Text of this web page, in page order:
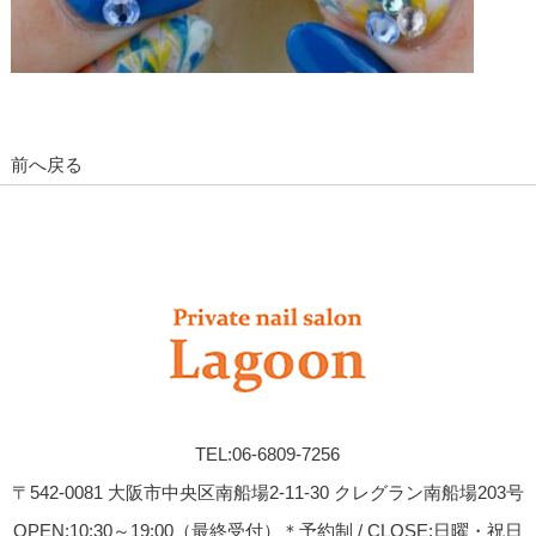
前へ戻る
TEL:06-6809-7256
〒542-0081 大阪市中央区南船場2-11-30 クレグラン南船場203号
OPEN:10:30～19:00（最終受付）＊予約制 / CLOSE:日曜・祝日